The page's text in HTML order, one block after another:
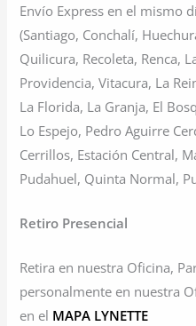
Envío Express en el mismo
(Santiago, Conchalí,
Quilicura, Recoleta, Renca,
Providencia, Vitacura, La
La Florida, La Granja, El
Lo Espejo, Pedro Aguirre
Cerrillos, Estación Central,
Pudahuel, Quinta Normal,
Retiro Presencial
Retira en nuestra Oficina,
personalmente en nuestra
en el MAPA LYNETTE